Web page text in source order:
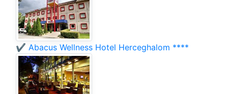
✔️ Abacus Wellness Hotel Herceghalom ****